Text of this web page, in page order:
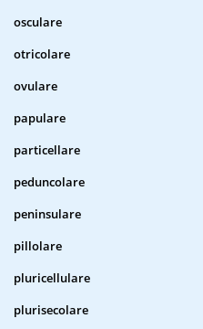
osculare
otricolare
ovulare
papulare
particellare
peduncolare
peninsulare
pillolare
pluricellulare
plurisecolare